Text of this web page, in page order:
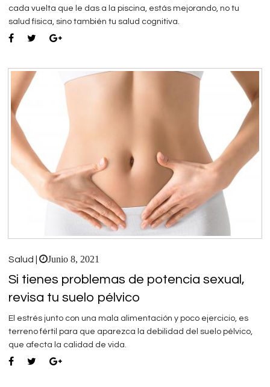
cada vuelta que le das a la piscina, estás mejorando, no tu
salud física, sino también tu salud cognitiva.
Salud | Junio 8, 2021
Si tienes problemas de potencia sexual,
revisa tu suelo pélvico
El estrés junto con una mala alimentación y poco ejercicio, es
terreno fértil para que aparezca la debilidad del suelo pélvico,
que afecta la calidad de vida.